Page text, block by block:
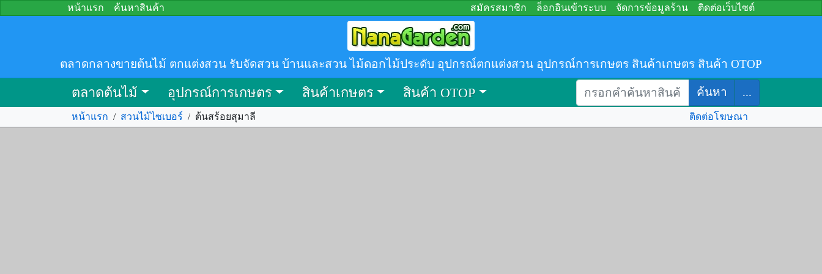
หน้าแรก ค้นหาสินค้า สมัครสมาชิก ล็อกอินเข้าระบบ จัดการข้อมูลร้าน ติดต่อเว็บไซต์
ตลาดกลางขายต้นไม้ ตกแต่งสวน รับจัดสวน บ้านและสวน ไม้ดอกไม้ประดับ อุปกรณ์ตกแต่งสวน อุปกรณ์การเกษตร สินค้าเกษตร สินค้า OTOP
ตลาดต้นไม้ อุปกรณ์การเกษตร สินค้าเกษตร สินค้า OTOP ค้นหา ...
หน้าแรก / สวนไม้ไซเบอร์ / ต้นสร้อยสุมาลี ติดต่อโฆษณา